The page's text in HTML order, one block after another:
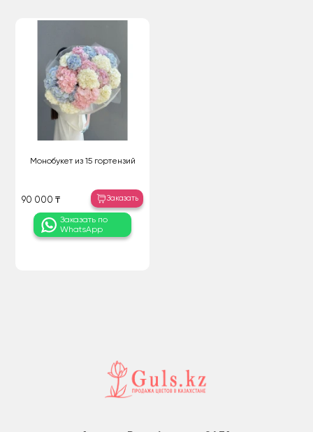
Монобукет из 15 гортензий
90 000 ₸ Заказать
Заказать по
WhatsApp